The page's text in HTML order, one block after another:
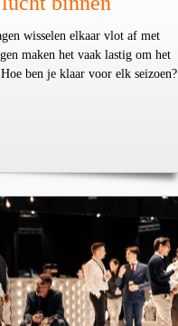
wisselen elkaar vlot af met
maken het vaak lastig om het
ben je klaar voor elk seizoen?